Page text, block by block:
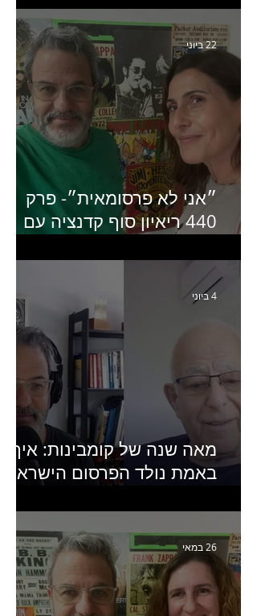
״אני לא פרסומאית״- פרק
440 ריאיון סוף קדנציה עם
מנכ״לית באומן בר ריבנאי
22 ביוני
מאה שנה של קומבינות: איך
באמת נולד הפרסום
מחבר הספר "מסע פרסום:
פרקים בחיי הפרסום
4 ביוני
26 במאי